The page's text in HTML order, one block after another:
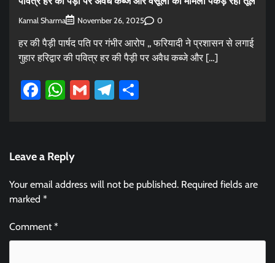
Kamal Sharma November 26, 2025 0
हर की पैड़ी पार्षद पति पर गंभीर आरोप ,, फरियादी ने प्रशासन से लगाई
गुहार हरिद्वार की पवित्र हर की पैड़ी पर अवैध कब्जे और […]
Facebook
WhatsApp
GmailTelegram
Leave a Reply
Your email address will not be published. Required fields are
marked *
Comment*